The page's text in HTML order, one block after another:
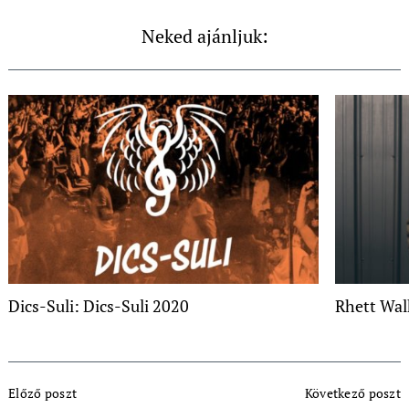
Neked ajánljuk:
Dics-Suli: Dics-Suli 2020 Rhett
Navigation
Előző poszt Következő poszt